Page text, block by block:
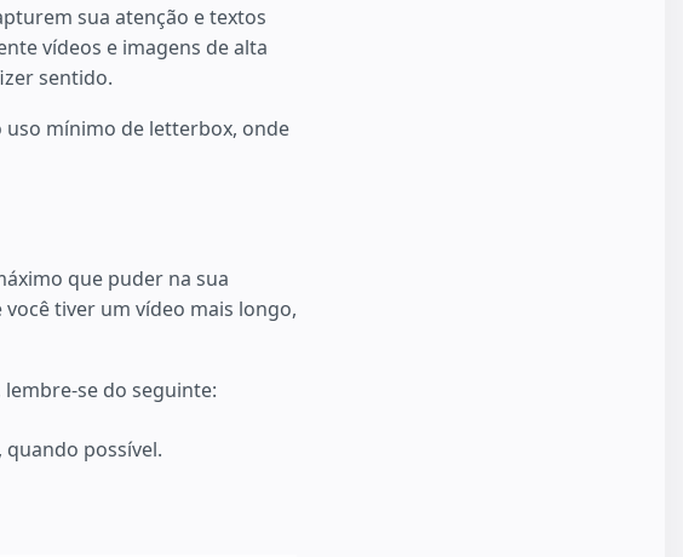
sua atenção e textos
vídeos e imagens de alta
sentido.
uso mínimo de letterbox, onde
que puder na sua
tiver um vídeo mais longo,
se do seguinte:
possível.